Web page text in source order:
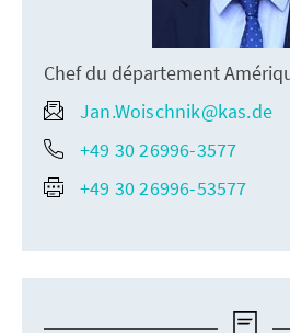
Chef du département
Jan.Woischnik@kas.de
+49 30 26996-3577
+49 30 26996-53577